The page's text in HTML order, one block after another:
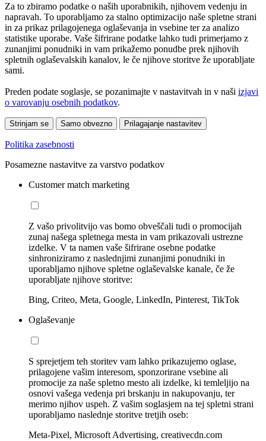
Za to zbiramo podatke o naših uporabnikih, njihovem vedenju in
napravah. To uporabljamo za stalno optimizacijo naše spletne strani
in za prikaz prilagojenega oglaševanja in vsebine ter za analizo
statistike uporabe. Vaše šifrirane podatke lahko tudi primerjamo z
zunanjimi ponudniki in vam prikažemo ponudbe prek njihovih
spletnih oglaševalskih kanalov, le če njihove storitve že uporabljate
sami.
Preden podate soglasje, se pozanimajte v nastavitvah in v naši izjavi
o varovanju osebnih podatkov.
Strinjam se Samo obvezno Prilagajanje nastavitev
Politika zasebnosti
Posamezne nastavitve za varstvo podatkov
Customer match marketing
Z vašo privolitvijo vas bomo obveščali tudi o promocijah
zunaj našega spletnega mesta in vam prikazovali ustrezne
izdelke. V ta namen vaše šifrirane osebne podatke
sinhroniziramo z naslednjimi zunanjimi ponudniki in
uporabljamo njihove spletne oglaševalske kanale, če že
uporabljate njihove storitve:
Bing, Criteo, Meta, Google, LinkedIn, Pinterest, TikTok
Oglaševanje
S sprejetjem teh storitev vam lahko prikazujemo oglase,
prilagojene vašim interesom, sponzorirane vsebine ali
promocije za naše spletno mesto ali izdelke, ki temleljijo na
osnovi vašega vedenja pri brskanju in nakupovanju, ter
merimo njihov uspeh. Z vašim soglasjem na tej spletni strani
uporabljamo naslednje storitve tretjih oseb:
Meta-Pixel, Microsoft Advertising, creativecdn.com